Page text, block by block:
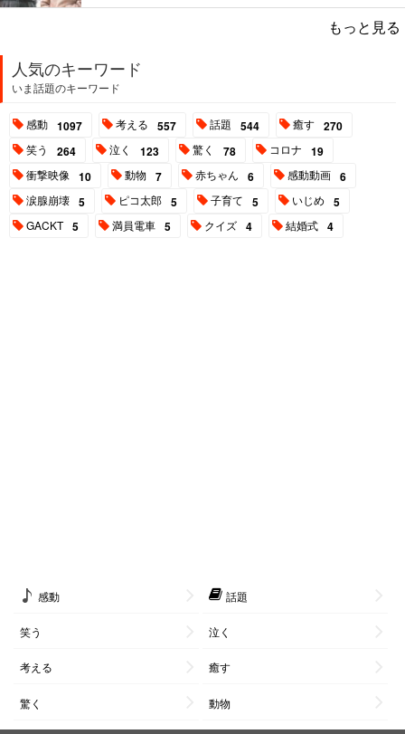
もっと見る
人気のキーワード
いま話題のキーワード
感動 1097 考える 557 話題 544 癒す 270
笑う 264 泣く 123 驚く 78 コロナ 19
衝撃映像 10 動物 7 赤ちゃん 6 感動動画 6
涙腺崩壊 5 ピコ太郎 5 子育て 5 いじめ 5
GACKT 5 満員電車 5 クイズ 4 結婚式 4
感動 話題
笑う 泣く
考える 癒す
驚く 動物